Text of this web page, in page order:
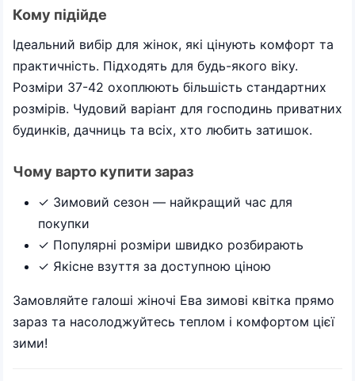
Кому підійде
Ідеальний вибір для жінок, які цінують комфорт та
практичність. Підходять для будь-якого віку.
Розміри 37-42 охоплюють більшість стандартних
розмірів. Чудовий варіант для господинь приватних
будинків, дачниць та всіх, хто любить затишок.
Чому варто купити зараз
✓ Зимовий сезон — найкращий час для
покупки
✓ Популярні розміри швидко розбирають
✓ Якісне взуття за доступною ціною
Замовляйте галоші жіночі Ева зимові квітка прямо
зараз та насолоджуйтесь теплом і комфортом цієї
зими!